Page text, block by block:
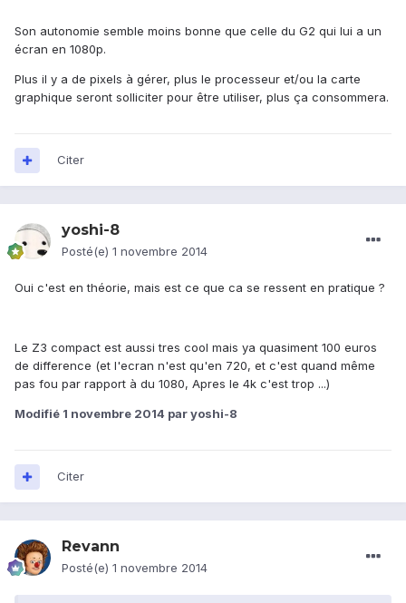
Son autonomie semble moins bonne que celle du G2 qui lui a un
écran en 1080p.
Plus il y a de pixels à gérer, plus le processeur et/ou la carte
graphique seront solliciter pour être utiliser, plus ça consommera.
Citer
yoshi-8
Posté(e) 1 novembre 2014
Oui c'est en théorie, mais est ce que ca se ressent en pratique ?
Le Z3 compact est aussi tres cool mais ya quasiment 100 euros
de difference (et l'ecran n'est qu'en 720, et c'est quand même
pas fou par rapport à du 1080, Apres le 4k c'est trop ...)
Modifié 1 novembre 2014 par yoshi-8
Citer
Revann
Posté(e) 1 novembre 2014